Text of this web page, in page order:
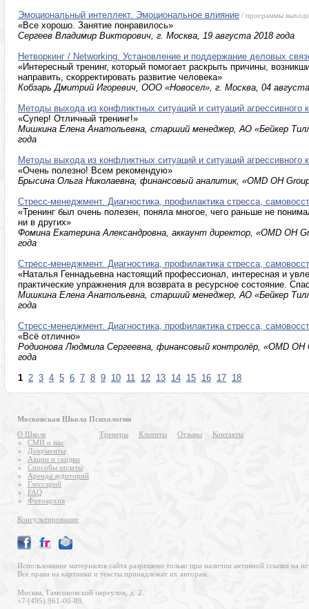
Эмоциональный интеллект. Эмоциональное влияние / программы
«Все хорошо. Занятие понравилось»
Сергеев Владимир Викторович, г. Москва, 19 августа 2018 года
Нетворкинг / Networking. Установление и поддержание деловых
«Интересный тренинг, который помогает раскрыть причины,
направить, скорректировать развитие человека»
Кобзарь Дмитрий Игоревич, ООО «Новосел», г. Москва, 04
Методы выхода из конфликтных ситуаций и ситуаций агрессивного
«Супер! Отличный тренинг!»
Мишкина Елена Анатольевна, старший менеджер, АО «Бейкер
года
Методы выхода из конфликтных ситуаций и ситуаций агрессивного
«Очень полезно! Всем рекомендую»
Брысина Ольга Николаевна, финансовый аналитик, «ОMD OH
Стресс-менеджмент. Диагностика, профилактика стресса,
«Тренинг был очень полезен, поняла многое, чего раньше не
ни в других»
Фомина Екатерина Александровна, аккаунт директор, «ОMD OH
года
Стресс-менеджмент. Диагностика, профилактика стресса,
«Наталья Геннадьевна настоящий профессионал, интересная и
практические упражнения для возврата в ресурсное состояние.
Мишкина Елена Анатольевна, старший менеджер, АО «Бейкер
года
Стресс-менеджмент. Диагностика, профилактика стресса,
«Всё отлично»
Родионова Людмила Сергеевна, финансовый контролёр, «ОMD OH
года
1 2 3 4 5 6 7 8 9 10 11 12 13 14 15 16 17 18
Московская Школа Психологии
О Школе
СМИ о нас
Документы
Акции и скидки
Способы оплаты
Аренда аудиторий
Глоссарий
FAQ
Фотоархив
Тренеры Клиенты Отзывы Контакты
Консультирование
Использование материалов сайта разрешено только при наличии активной ссылки на
Все права на картинки и тексты принадлежат их авторам.
Москва, Гамсоновский переулок, д. 2.
+7 (495) 961-00-89.